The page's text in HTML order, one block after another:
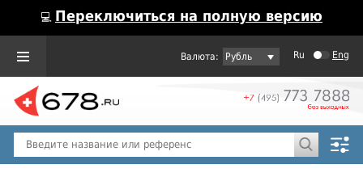
💻 Переключиться на полную версию
Рубль Ru Eng